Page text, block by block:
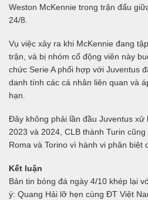
Weston McKennie trong trận đấu
24/8.
Vụ việc xảy ra khi McKennie đang
trận, và bị nhóm cổ động viên này
chức Serie A phối hợp với Juventus
danh tính các cá nhân liên quan và
hạn.
Đây không phải lần đầu Juventus
2023 và 2024, CLB thành Turin
Roma và Torino vì hành vi phân biệt
Kết luận
Bản tin bóng đá ngày 4/10 khép lại
ý: Quang Hải lỡ hẹn cùng ĐT Việt